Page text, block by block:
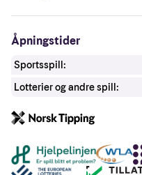
Åpningstider
Sportsspill:
Lotterier og andre spill:
Andre lenker